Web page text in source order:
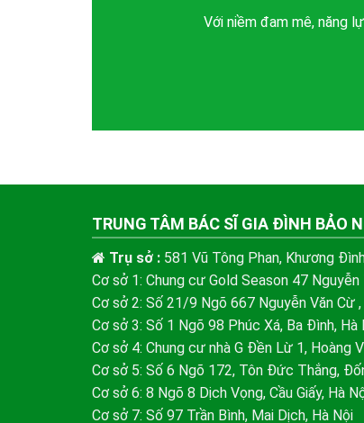
Với niềm đam mê, năng
TRUNG TÂM BÁC SĨ GIA ĐÌNH BẢO
Trụ sở : 581 Vũ Tông Phan, Khương
Cơ sở 1: Chung cư Gold Season 47 Nguyễn
Cơ sở 2: Số 21/9 Ngõ 667 Nguyễn Văn Cừ
Cơ sở 3: Số 1 Ngõ 98 Phúc Xá, Ba Đình, Hà
Cơ sở 4: Chung cư nhà G Đền Lừ 1, Hoàng
Cơ sở 5: Số 6 Ngõ 172, Tôn Đức Thắng,
Cơ sở 6: 8 Ngõ 8 Dịch Vọng, Cầu Giấy, Hà
Cơ sở 7: Số 97 Trần Bình, Mai Dịch, Hà Nội